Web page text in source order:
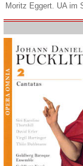
Moritz Eggert. UA im